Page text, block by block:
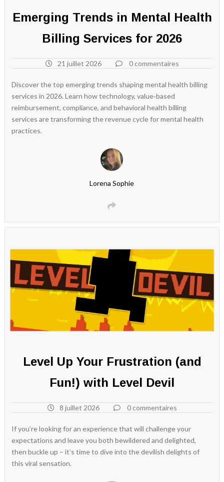
Emerging Trends in Mental Health
Billing Services for 2026
21 juillet 2026 0 commentaires
Discover the top emerging trends shaping mental health billing
services in 2026. Learn how technology, value‑based
reimbursement, compliance, and behavioral health billing
services are transforming the revenue cycle for mental health
practices.
Lorena Sophie
Level Up Your Frustration (and
Fun!) with Level Devil
8 juillet 2026 0 commentaires
If you’re looking for an experience that will challenge your
expectations and leave you both bewildered and delighted,
then buckle up – it’s time to dive into the devilish delights of
this viral sensation.